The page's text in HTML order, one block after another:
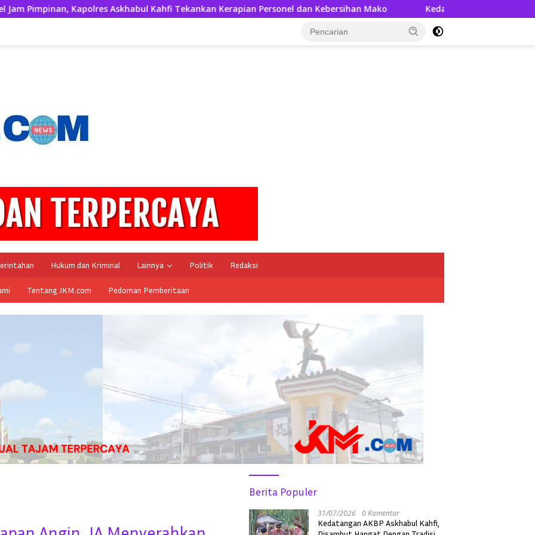
Askhabul Kahfi Tekankan Kerapian Personel dan Kebersihan Mako Kedatangan AKBP Askhabul Kahfi, Disambut
Hukum dan Kriminal Lainnya Politik Redaksi
Tentang JKM.com Pedoman Pemberitaan
Berita Populer
31/07/2026
0 Komentar
Kedatangan AKBP Askhabul Kahfi,